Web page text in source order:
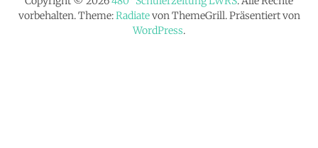
vorbehalten. Theme:Radiatevon ThemeGrill. Präsentiert von
WordPress.